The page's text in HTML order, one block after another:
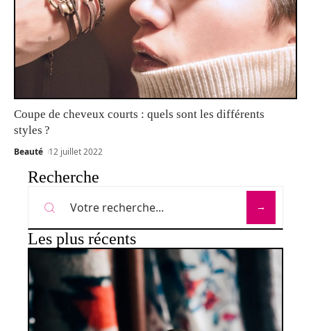
Coupe de cheveux courts : quels sont les différents
styles ?
Beauté 12 juillet 2022
Recherche
Les plus récents